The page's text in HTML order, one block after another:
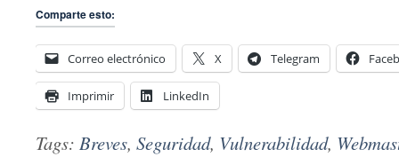
Comparte esto:
Correo electrónico X Telegram
Imprimir LinkedIn
Tags: Breves, Seguridad, Vulnerabilidad,